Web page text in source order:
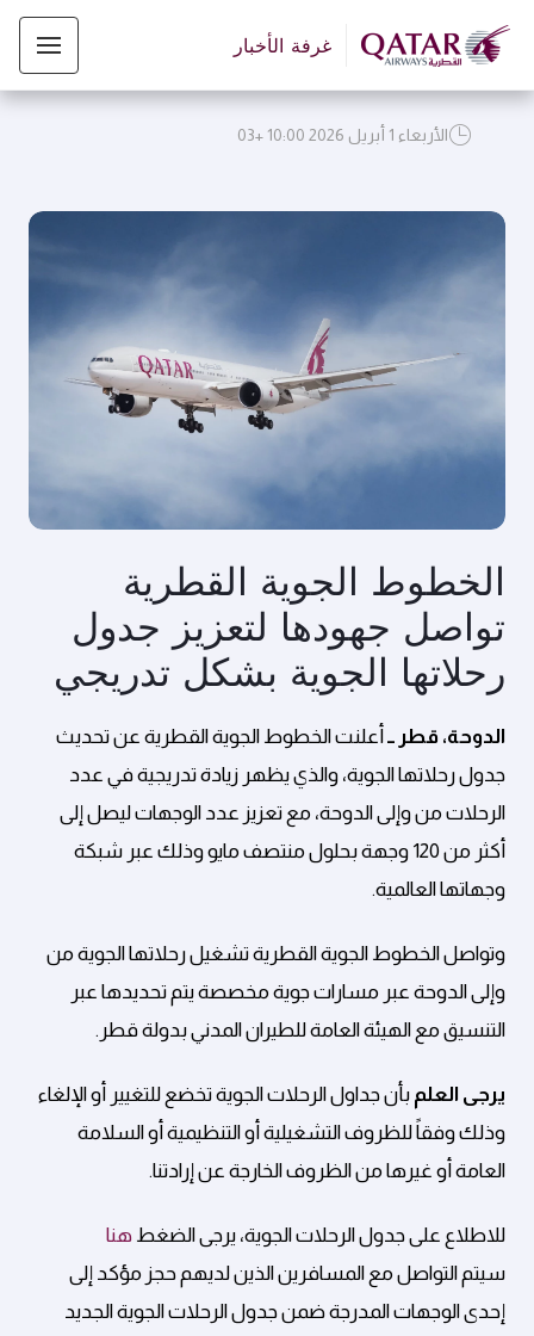
غرفة الأخبار
الأربعاء 1 أبريل 2026 10:00 +03
الخطوط الجوية القطرية
تواصل جهودها لتعزيز جدول
رحلاتها الجوية بشكل تدريجي
الدوحة، قطر ــأعلنت الخطوط الجوية القطرية عن تحديث
جدول رحلاتها الجوية، والذي يظهر زيادة تدريجية في عدد
الرحلات من وإلى الدوحة، مع تعزيز عدد الوجهات ليصل إلى
أكثر من 120 وجهة بحلول منتصف مايو وذلك عبر شبكة
وجهاتها العالمية.
وتواصل الخطوط الجوية القطرية تشغيل رحلاتها الجوية من
وإلى الدوحة عبر مسارات جوية مخصصة يتم تحديدها عبر
التنسيق مع الهيئة العامة للطيران المدني بدولة قطر.
يرجى العلم بأن جداول الرحلات الجوية تخضع للتغيير أو الإلغاء
وذلك وفقاً للظروف التشغيلية أو التنظيمية أو السلامة
العامة أو غيرها من الظروف الخارجة عن إرادتنا.
للاطلاع على جدول الرحلات الجوية، يرجى الضغط هنا
سيتم التواصل مع المسافرين الذين لديهم حجز مؤكد إلى
إحدى الوجهات المدرجة ضمن جدول الرحلات الجوية الجديد